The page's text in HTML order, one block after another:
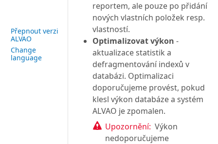
Přepnout verzi
ALVAO
Change
language
reportem, ale pouze po přidání
nových vlastních položek resp.
vlastností.
Optimalizovat výkon -
aktualizace statistik a
defragmentování indexů v
databázi. Optimalizaci
doporučujeme provést, pokud
klesl výkon databáze a systém
ALVAO je zpomalen.
Upozornění: Výkon
nedoporučujeme